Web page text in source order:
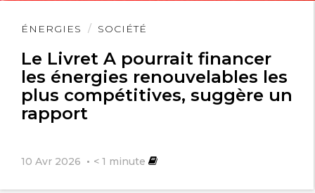
ÉNERGIES SOCIÉTÉ
Le Livret A pourrait financer
les énergies renouvelables les
plus compétitives, suggère un
rapport
10 Avr 2026 < 1 minute
Lire